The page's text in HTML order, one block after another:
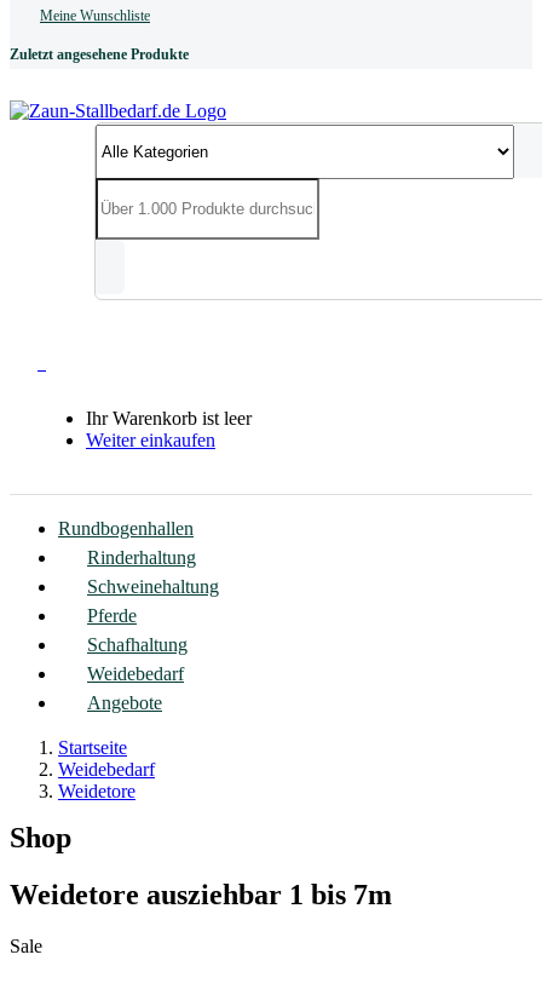
Meine Wunschliste
Zuletzt angesehene Produkte
Ihr Warenkorb ist leer
Weiter einkaufen
Rundbogenhallen
Rinderhaltung
Schweinehaltung
Pferde
Schafhaltung
Weidebedarf
Angebote
Startseite
Weidebedarf
Weidetore
Shop
Weidetore ausziehbar 1 bis 7m
Sale